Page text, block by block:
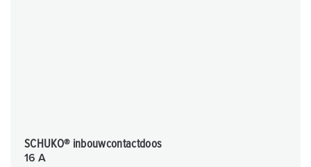
SCHUKO® inbouwcontactdoos
16 A